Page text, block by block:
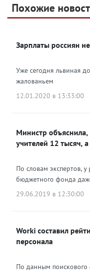
Telegram
Одноклассники
Похожие
Зарплаты россиян
Уже сегодня львиная
жалованьем
12.01.2020 в 13:33:00
Министр объяснила,
учителей 12 тысяч,
По словам экспертов,
бюджетного фонда
29.06.2019 в 12:30:00
Worki составил
персонала
По данным поискового